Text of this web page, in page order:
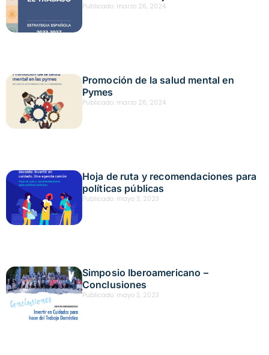
Publicado: marzo 26, 2024
Promoción de la salud mental en
Pymes
Publicado: marzo 26, 2024
Hoja de ruta y recomendaciones para
políticas públicas
Publicado: mayo 3, 2023
Simposio Iberoamericano –
Conclusiones
Publicado: mayo 3, 2023